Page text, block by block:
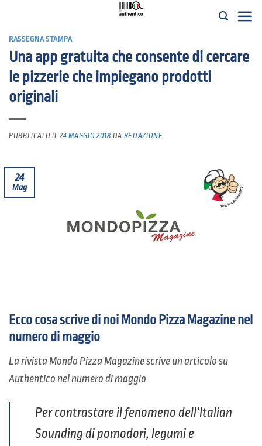
contenuti
RASSEGNA STAMPA
Una app gratuita che consente di cercare
le pizzerie che impiegano prodotti
originali
PUBBLICATO IL24 MAGGIO 2018 DA REDAZIONE
24
Mag
Ecco cosa scrive di noi Mondo Pizza Magazine nel
numero di maggio
La rivista Mondo Pizza Magazine scrive un articolo su
Authentico nel numero di maggio
Per contrastare il fenomeno dell’Italian
Sounding di pomodori, legumi e